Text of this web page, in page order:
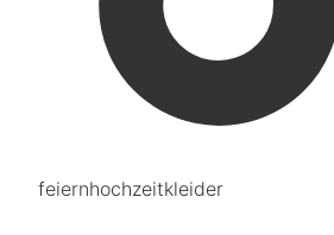
feiernhochzeitkleider